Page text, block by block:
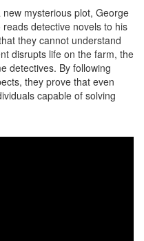
mysterious plot, George
detective novels to his
they cannot understand
disrupts life on the farm, the
detectives. By following
they prove that even
capable of solving